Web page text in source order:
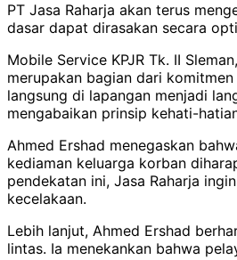
PT Jasa Raharja akan terus
dasar dapat dirasakan secara
Mobile Service KPJR Tk. II
merupakan bagian dari
langsung di lapangan menjadi
mengabaikan prinsip kehati-
Ahmed Ershad menegaskan
kediaman keluarga korban
pendekatan ini, Jasa Raharja
kecelakaan.
Lebih lanjut, Ahmed Ershad
lintas. Ia menekankan bahwa